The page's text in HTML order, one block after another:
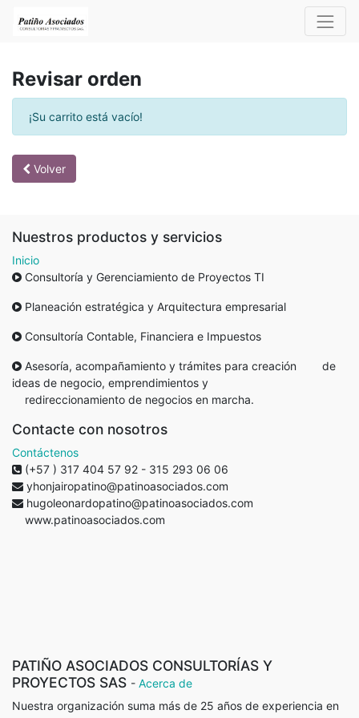
Revisar orden
¡Su carrito está vacío!
Volver
Nuestros productos y servicios
Inicio
Consultoría y Gerenciamiento de Proyectos TI
Planeación estratégica y Arquitectura empresarial
Consultoría Contable, Financiera e Impuestos
Asesoría, acompañamiento y trámites para creación de
ideas de negocio, emprendimientos y
redireccionamiento de negocios en marcha.
Contacte con nosotros
Contáctenos
(+57 ) 317 404 57 92 - 315 293 06 06
yhonjairopatino@patinoasociados.com
hugoleonardopatino@patinoasociados.com
www.patinoasociados.com
PATIÑO ASOCIADOS CONSULTORÍAS Y
PROYECTOS SAS - Acerca de
Nuestra organización suma más de 25 años de experiencia en